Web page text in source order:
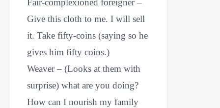
Fair-complexioned foreigner –
Give this cloth to me. I will sell
it. Take fifty-coins (saying so he
gives him fifty coins.)
Weaver – (Looks at them with
surprise) what are you doing?
How can I nourish my family